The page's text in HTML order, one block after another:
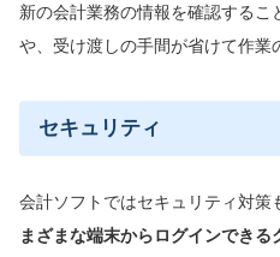
新の会計業務の情報を確認する
や、受け渡しの手間が省けて作業
セキュリティ
会計ソフトではセキュリティ対策
まざまな端末からログインできる